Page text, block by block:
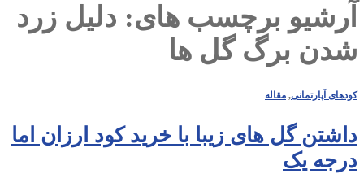
آرشیو برچسب های: دلیل زرد
شدن برگ گل ها
کودهای آپارتمانی, مقاله
داشتن گل های زیبا با خرید کود ارزان اما
درجه یک